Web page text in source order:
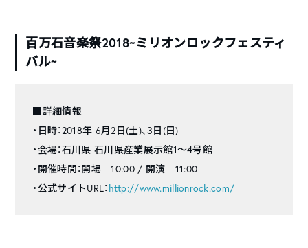
百万石音楽祭2018~ミリオンロックフェスティ
バル~
■詳細情報
・日時：2018年 6月2日(土)、3日(日)
・会場：石川県 石川県産業展示館1～4号館
・開催時間：開場 10:00 / 開演 11:00
・公式サイトURL： http://www.millionrock.com/